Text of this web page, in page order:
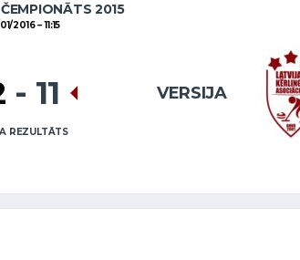
2015
2016 11:15
VERSIJA
- 11
REZULTĀTS